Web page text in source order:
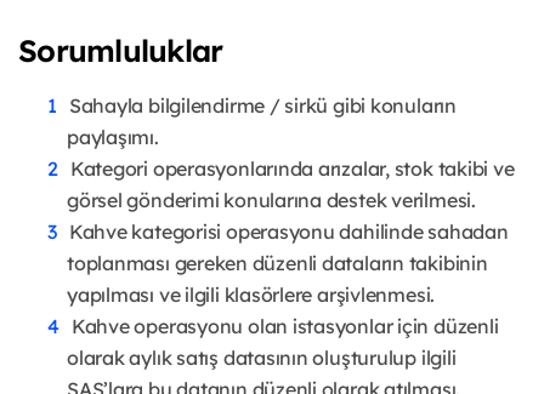
Sorumluluklar
Sahayla bilgilendirme / sirkü gibi konuların
paylaşımı.
Kategori operasyonlarında arızalar, stok takibi ve
görsel gönderimi konularına destek verilmesi.
Kahve kategorisi operasyonu dahilinde sahadan
toplanması gereken düzenli dataların takibinin
yapılması ve ilgili klasörlere arşivlenmesi.
Kahve operasyonu olan istasyonlar için düzenli
olarak aylık satış datasının oluşturulup ilgili